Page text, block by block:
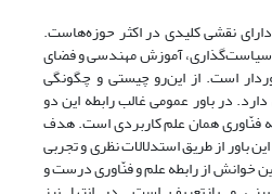
نقشی کلیدی در اکثر حوزه‌هاست.
سیاست‌گذاری، آموزش مهندسی و فضای
است. از این‌رو چیستی و چگونگی
دارد. در باور عمومی غالب رابطه این دو
همان علم کاربردی است. هدف
باور از طریق استدلالات نظری و تجربی
خوانش از رابطه علم و فنّاوری درست و